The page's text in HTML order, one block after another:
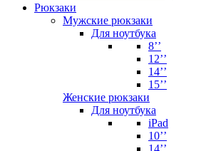
Рюкзаки
Мужские рюкзаки
Для ноутбука
8’’
12’’
14’’
15’’
Женские рюкзаки
Для ноутбука
iPad
10’’
14’’